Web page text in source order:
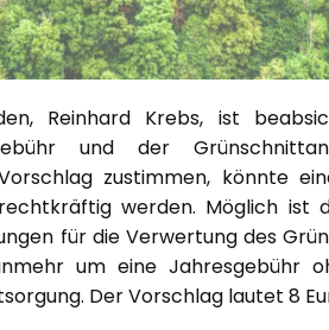
Reinhard Krebs, ist
und der
zustimmen, könnte
werden. Möglich ist
für die Verwertung des
um eine Jahresgebühr
Der Vorschlag lautet 8